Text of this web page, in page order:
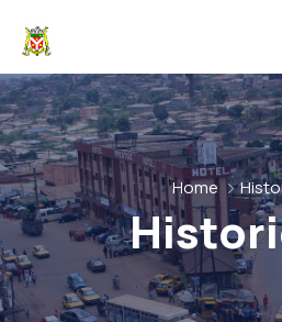
Home